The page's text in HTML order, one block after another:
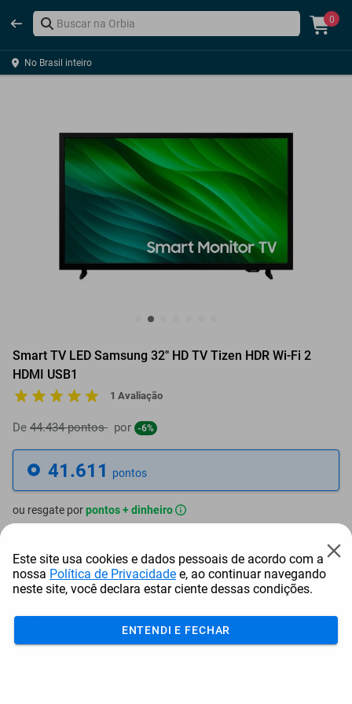
0
No Brasil inteiro
Smart TV LED Samsung 32" HD TV Tizen HDR Wi-Fi 2
HDMI USB1
1 Avaliação
De 44.434 pontos por -6%
41.611 pontos
ou resgate porpontos + dinheiro
35.370 pontos + R$ 287,09
Este site usa cookies e dados pessoais de acordo com a
nossa Política de Privacidade e, ao continuar navegando
neste site, você declara estar ciente dessas condições.
ENTENDI E FECHAR